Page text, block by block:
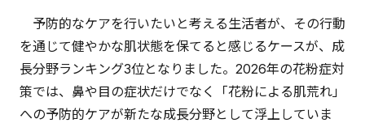
予防的なケアを行いたいと考える生活者が、その行動
を通じて健やかな肌状態を保てると感じるケースが、成
長分野ランキング3位となりました。2026年の花粉症対
策では、鼻や目の症状だけでなく「花粉による肌荒れ」
への予防的ケアが新たな成長分野として浮上していま